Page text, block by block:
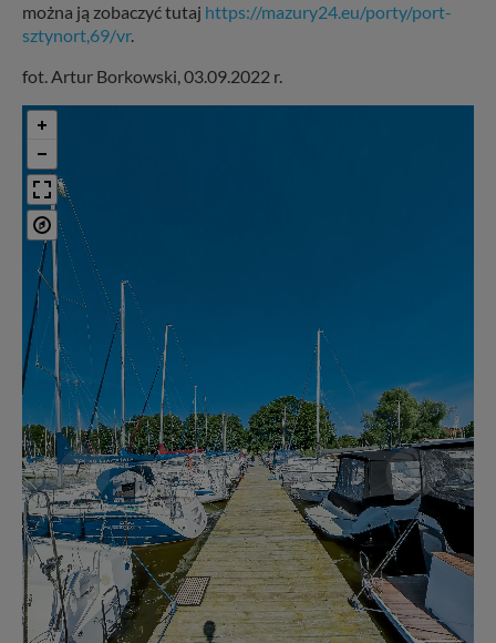
można ją zobaczyć tutaj https://mazury24.eu/porty/port-
sztynort,69/vr.
fot. Artur Borkowski, 03.09.2022 r.